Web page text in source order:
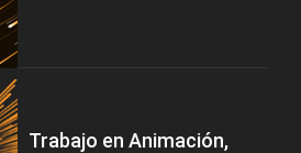
Trabajo en Animación,